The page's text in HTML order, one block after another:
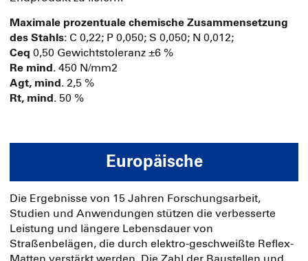
Maximale prozentuale chemische Zusammensetzung
des Stahls: C 0,22; P 0,050; S 0,050; N 0,012;
Ceq 0,50 Gewichtstoleranz ±6 %
Re mind. 450 N/mm2
Agt, mind. 2,5 %
Rt, mind. 50 %
Europäische
Die Ergebnisse von 15 Jahren Forschungsarbeit,
Studien und Anwendungen stützen die verbesserte
Leistung und längere Lebensdauer von
Straßenbelägen, die durch elektro-geschweißte Reflex-
Matten verstärkt werden. Die Zahl der Baustellen und